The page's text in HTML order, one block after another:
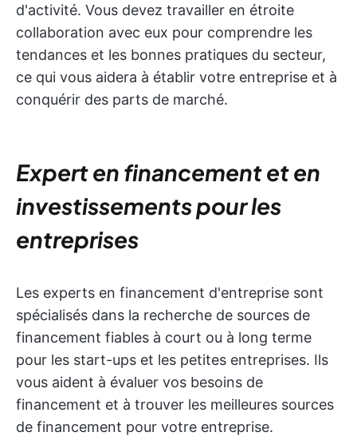
d'activité. Vous devez travailler en étroite
collaboration avec eux pour comprendre les
tendances et les bonnes pratiques du secteur,
ce qui vous aidera à établir votre entreprise et à
conquérir des parts de marché.
Expert en financement et en
investissements pour les
entreprises
Les experts en financement d'entreprise sont
spécialisés dans la recherche de sources de
financement fiables à court ou à long terme
pour les start-ups et les petites entreprises. Ils
vous aident à évaluer vos besoins de
financement et à trouver les meilleures sources
de financement pour votre entreprise.